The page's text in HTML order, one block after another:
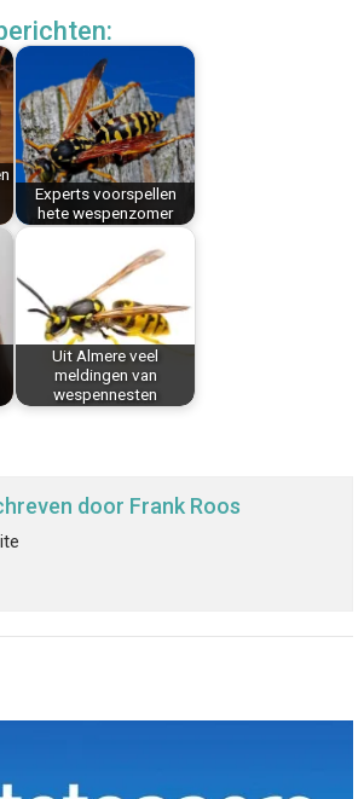
i
t
A
p
p
e
n
Experts voorspellen
hete wespenzomer
Uit Almere veel
meldingen van
wespennesten
door Frank Roos